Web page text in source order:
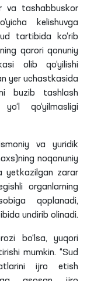
va tashabbuskor
kelishuvga
tartibida ko‘rib
qarori qonuniy
olib qo‘yilishi
yer uchastkasida
buzib tashlash
qo‘yilmasligi
va yuridik
noqonuniy
yetkazilgan zarar
organlarning
qoplanadi,
undirib olinadi.
bo‘lsa, yuqori
mumkin. “Sud
ijro etish